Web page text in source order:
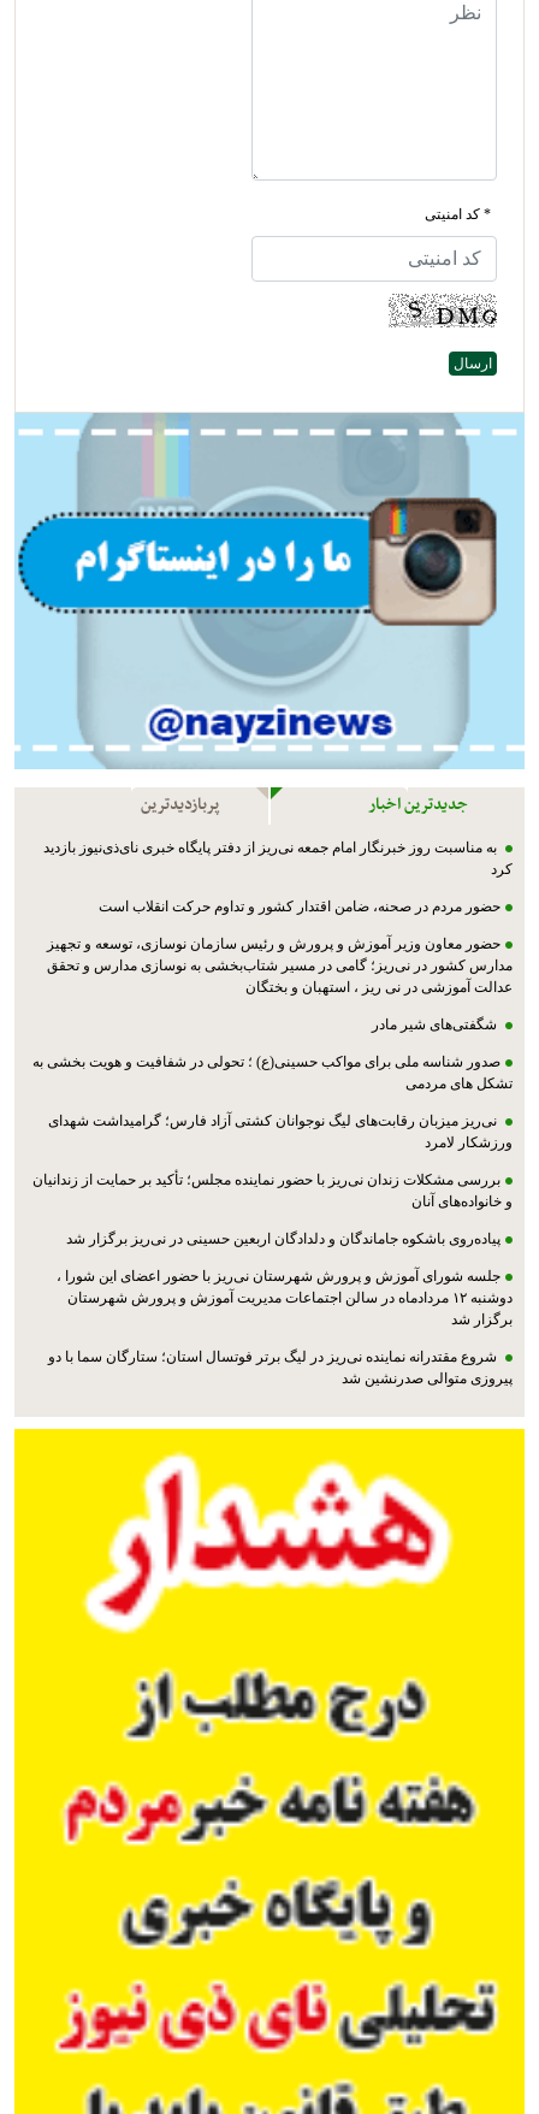
* کد امنیتی
جدیدترین اخبار پربازدیدترین
به مناسبت روز خبرنگار امام جمعه نی‌ریز از دفتر پایگاه خبری نای‌ذی‌نیوز بازدید
کرد
حضور مردم در صحنه، ضامن اقتدار کشور و تداوم حرکت انقلاب است
حضور معاون وزیر آموزش و پرورش و رئیس سازمان نوسازی، توسعه و تجهیز
مدارس کشور در نی‌ریز؛ گامی در مسیر شتاب‌بخشی به نوسازی مدارس و تحقق
عدالت آموزشی در نی ریز ، استهبان و بختگان
شگفتی‌های شیر مادر
صدور شناسه ملی برای مواکب حسینی(ع) ؛ تحولی در شفافیت و هویت بخشی به
تشکل های مردمی
نی‌ریز میزبان رقابت‌های لیگ نوجوانان کشتی آزاد فارس؛ گرامیداشت شهدای
ورزشکار لامرد
بررسی مشکلات زندان نی‌ریز با حضور نماینده مجلس؛ تأکید بر حمایت از زندانیان
و خانواده‌های آنان
پیاده‌روی باشکوه جاماندگان و دلدادگان اربعین حسینی در نی‌ریز برگزار شد
جلسه شورای آموزش و پرورش شهرستان نی‌ریز با حضور اعضای این شورا ،
دوشنبه ۱۲ مردادماه در سالن اجتماعات مدیریت آموزش و پرورش شهرستان
برگزار شد
شروع مقتدرانه نماینده نی‌ریز در لیگ برتر فوتسال استان؛ ستارگان سما با دو
پیروزی متوالی صدرنشین شد